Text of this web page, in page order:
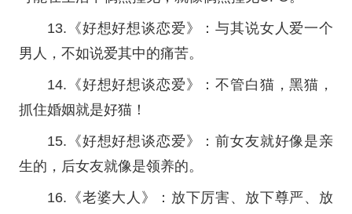
13.《好想好想谈恋爱》：与其说女人爱一个
男人，不如说爱其中的痛苦。
14.《好想好想谈恋爱》：不管白猫，黑猫，
抓住婚姻就是好猫！
15.《好想好想谈恋爱》：前女友就好像是亲
生的，后女友就像是领养的。
16.《老婆大人》：放下厉害、放下尊严、放